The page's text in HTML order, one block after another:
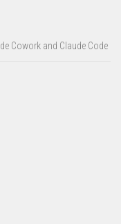
Cowork and Claude Code